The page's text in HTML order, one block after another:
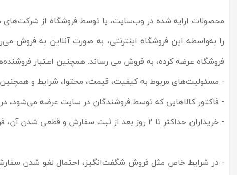
محصولات ارایه شده در وب‌سایت، یا توسط فروشگاه از شرکت‌های
را به‌واسطه این فروشگاه اینترنتی، به صورت آنلاین به
فروشگاه عرضه کرده، به فروش می رساند. همچنین اعتبار
- مسئولیت‌های مربوط به کیفیت، قیمت، محتوا، شرایط و
- فاکتور کالاهایی که توسط فروشندگان در سایت عرضه
- خریداران حداکثر تا 2 روز بعد از ثبت سفارش و قطعی شدن آن، فرصت دارند درخواست ارسال فاکتور را ثبت کنند.
- در شرایط خاص مثل فروش شگفت‌انگیز، احتمال لغو شدن سفارش